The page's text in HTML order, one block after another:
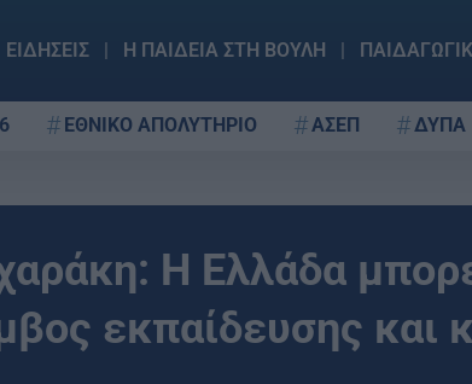
ΕΙΔΗΣΕΙΣ Η ΠΑΙΔΕΙΑ ΣΤΗ ΒΟΥΛΗ
ΕΘΝΙΚΟ ΑΠΟΛΥΤΗΡΙΟ ΑΣΕΠ ΔΥΠΑ
Η Ελλάδα
εκπαίδευσης και